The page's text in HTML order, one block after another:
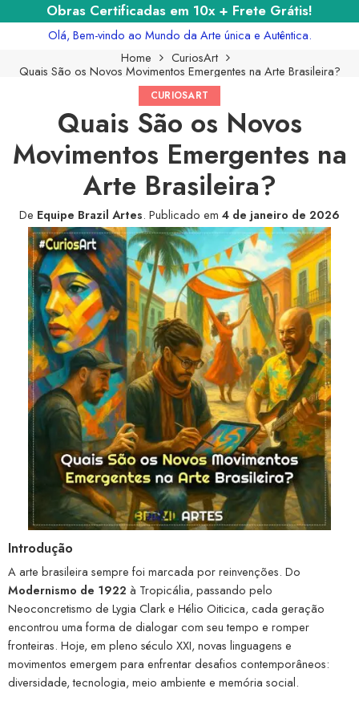
Obras Certificadas em 10x + Frete Grátis!
Olá, Bem-vindo ao Mundo da Arte única e Autêntica.
Home
CuriosArt
Quais São os Novos Movimentos Emergentes na Arte Brasileira?
CURIOSART
Quais São os Novos
Movimentos Emergentes na
Arte Brasileira?
De Equipe Brazil Artes. Publicado em 4 de janeiro de 2026
Introdução
A arte brasileira sempre foi marcada por reinvenções. Do
Modernismo de 1922 à Tropicália, passando pelo
Neoconcretismo de Lygia Clark e Hélio Oiticica, cada geração
encontrou uma forma de dialogar com seu tempo e romper
fronteiras. Hoje, em pleno século XXI, novas linguagens e
movimentos emergem para enfrentar desafios contemporâneos:
diversidade, tecnologia, meio ambiente e memória social.